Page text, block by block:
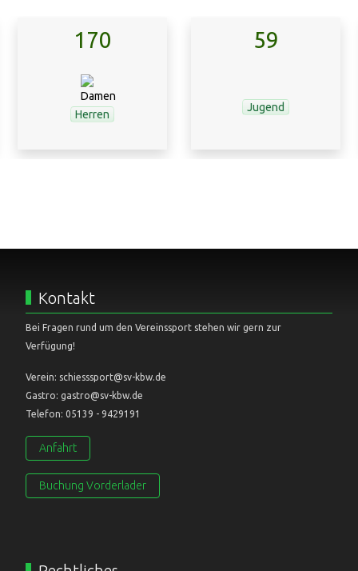
170
Herren
59
Jugend
Kontakt
Bei Fragen rund um den Vereinssport stehen wir gern zur
Verfügung!
Verein: schiesssport@sv-kbw.de
Gastro: gastro@sv-kbw.de
Telefon: 05139 - 9429191
Anfahrt
Buchung Vorderlader